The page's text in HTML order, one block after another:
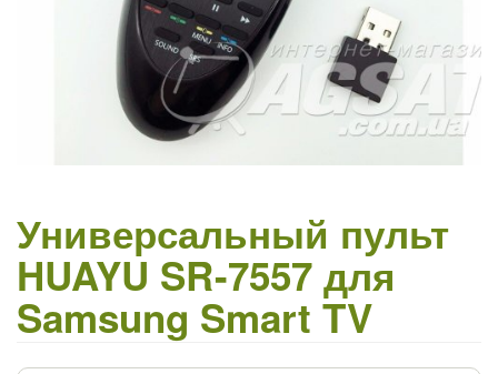
Универсальный пульт
HUAYU SR-7557 для
Samsung Smart TV